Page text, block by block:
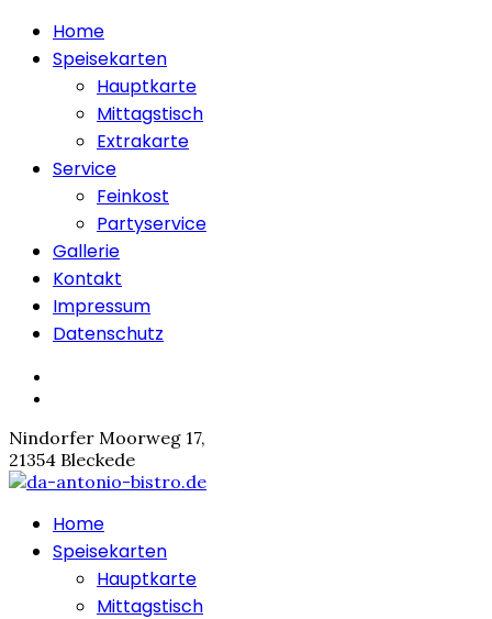
Home
Speisekarten
Hauptkarte
Mittagstisch
Extrakarte
Service
Feinkost
Partyservice
Gallerie
Kontakt
Impressum
Datenschutz
Nindorfer Moorweg 17,
21354 Bleckede
Home
Speisekarten
Hauptkarte
Mittagstisch